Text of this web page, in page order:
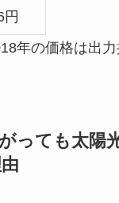
円
年の価格は出
っても太陽